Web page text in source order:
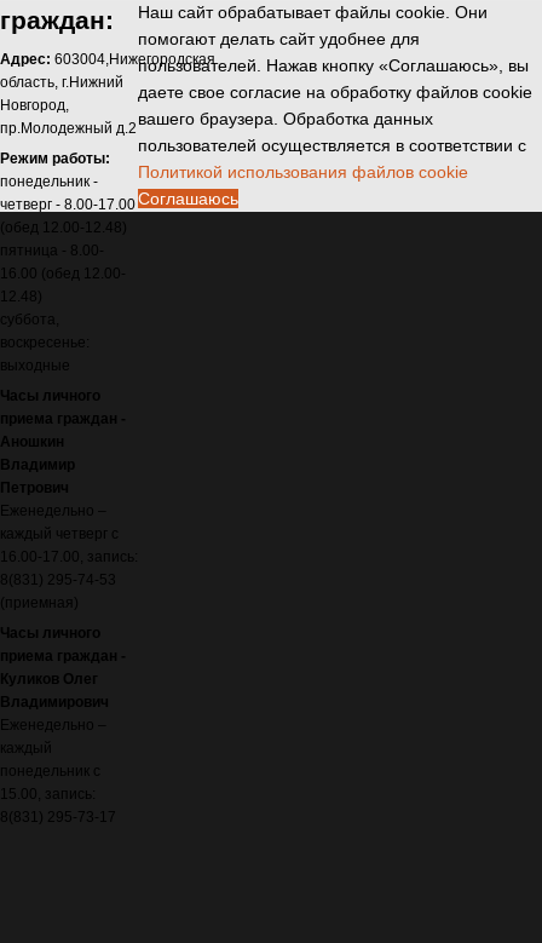
граждан:
Адрес: 603004,Нижегородская
область, г.Нижний
Новгород,
пр.Молодежный д.2
Режим работы:
понедельник -
четверг - 8.00-17.00
(обед 12.00-12.48)
пятница - 8.00-
16.00 (обед 12.00-
12.48)
суббота,
воскресенье:
выходные
Часы личного
приема граждан -
Аношкин
Владимир
Петрович
Еженедельно –
каждый четверг с
16.00-17.00, запись:
8(831) 295-74-53
(приемная)
Часы личного
приема граждан -
Куликов Олег
Владимирович
Еженедельно –
каждый
понедельник с
15.00, запись:
8(831) 295-73-17
Наш сайт обрабатывает файлы cookie. Они
помогают делать сайт удобнее для
пользователей. Нажав кнопку «Соглашаюсь», вы
даете свое согласие на обработку файлов cookie
вашего браузера. Обработка данных
пользователей осуществляется в соответствии с
Политикой использования файлов cookie
Соглашаюсь